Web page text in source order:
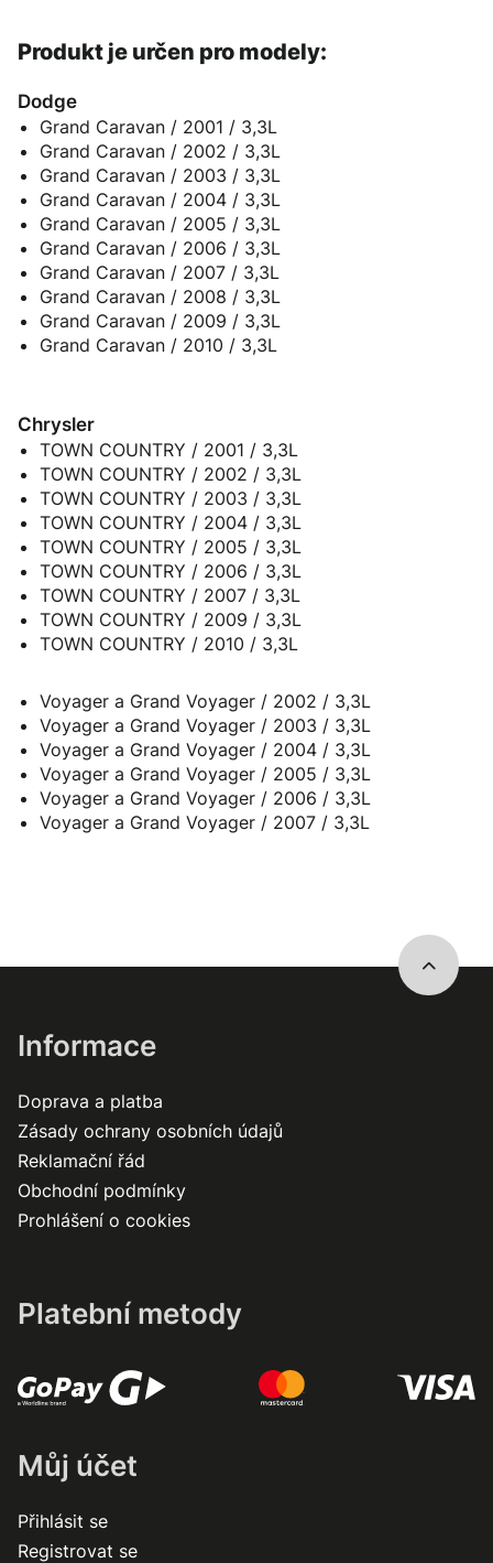
Produkt je určen pro modely:
Dodge
Grand Caravan / 2001 / 3,3L
Grand Caravan / 2002 / 3,3L
Grand Caravan / 2003 / 3,3L
Grand Caravan / 2004 / 3,3L
Grand Caravan / 2005 / 3,3L
Grand Caravan / 2006 / 3,3L
Grand Caravan / 2007 / 3,3L
Grand Caravan / 2008 / 3,3L
Grand Caravan / 2009 / 3,3L
Grand Caravan / 2010 / 3,3L
Chrysler
TOWN COUNTRY / 2001 / 3,3L
TOWN COUNTRY / 2002 / 3,3L
TOWN COUNTRY / 2003 / 3,3L
TOWN COUNTRY / 2004 / 3,3L
TOWN COUNTRY / 2005 / 3,3L
TOWN COUNTRY / 2006 / 3,3L
TOWN COUNTRY / 2007 / 3,3L
TOWN COUNTRY / 2009 / 3,3L
TOWN COUNTRY / 2010 / 3,3L
Voyager a Grand Voyager / 2002 / 3,3L
Voyager a Grand Voyager / 2003 / 3,3L
Voyager a Grand Voyager / 2004 / 3,3L
Voyager a Grand Voyager / 2005 / 3,3L
Voyager a Grand Voyager / 2006 / 3,3L
Voyager a Grand Voyager / 2007 / 3,3L
Informace
Doprava a platba
Zásady ochrany osobních údajů
Reklamační řád
Obchodní podmínky
Prohlášení o cookies
Platební metody
Můj účet
Přihlásit se
Registrovat se